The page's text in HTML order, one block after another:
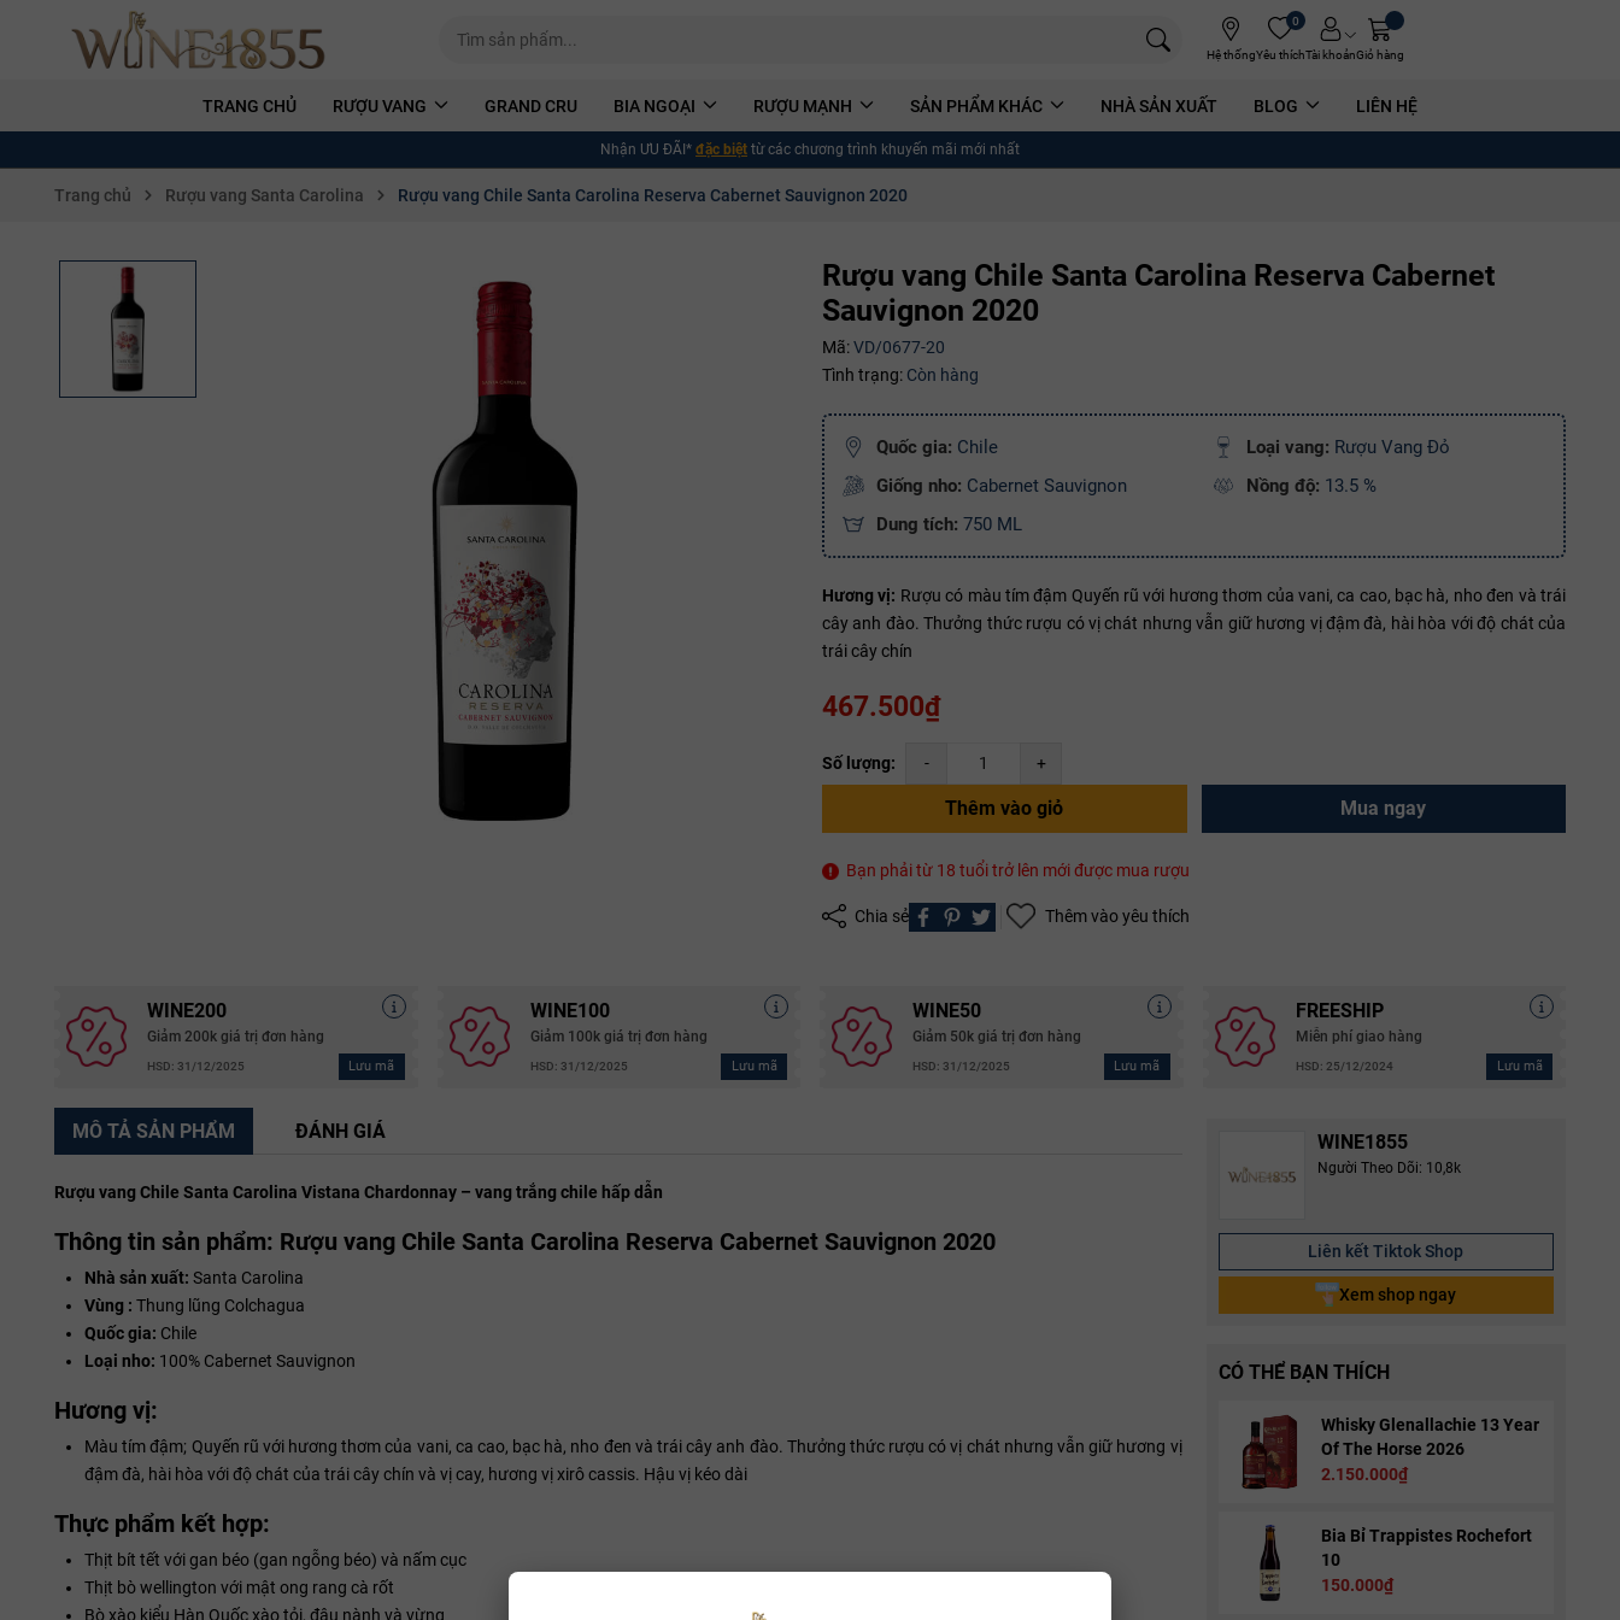
Hệ thống
0
Yêu thíchTài khoảnGiỏ hàng
TRANG CHỦ RƯỢU VANG GRAND CRU BIA NGOẠI RƯỢU MẠNH SẢN PHẨM KHÁC NHÀ SẢN XUẤT BLOG LIÊN HỆ
Nhận ƯU ĐÃI* đặc biệt từ các chương trình khuyến mãi mới nhất
Trang chủ Rượu vang Santa Carolina Rượu vang Chile Santa Carolina Reserva Cabernet Sauvignon 2020
Rượu vang Chile Santa Carolina Reserva Cabernet
Sauvignon 2020
Mã:VD/0677-20
Tình trạng: Còn hàng
Quốc gia: Chile Loại vang: Rượu Vang Đỏ
Giống nho: Cabernet Sauvignon Nồng độ: 13.5 %
Dung tích: 750 ML
Hương vị: Rượu có màu tím đậm Quyến rũ với hương thơm của vani, ca cao, bạc hà, nho đen và trái
cây anh đào. Thưởng thức rượu có vị chát nhưng vẫn giữ hương vị đậm đà, hài hòa với độ chát của
trái cây chín
467.500₫
Số lượng: - +
Thêm vào giỏ Mua ngay
Bạn phải từ 18 tuổi trở lên mới được mua rượu
Chia sẻ Thêm vào yêu thích
WINE200
Giảm 200k giá trị đơn hàng
HSD: 31/12/2025 Lưu mã
WINE100
Giảm 100k giá trị đơn hàng
HSD: 31/12/2025 Lưu mã
WINE50
Giảm 50k giá trị đơn hàng
HSD: 31/12/2025 Lưu mã
FREESHIP
Miễn phí giao hàng
HSD: 25/12/2024 Lưu mã
THANH TOÁN bạn nhé!
WINE1855
Người Theo Dõi: 10,8k
Liên kết Tiktok Shop
Xem shop ngay
CÓ THỂ BẠN THÍCH
Whisky Glenallachie 13 Year
Of The Horse 2026
2.150.000₫
Bia Bỉ Trappistes Rochefort
10
150.000₫
MÔ TẢ SẢN PHẨM ĐÁNH GIÁ
Rượu vang Chile Santa Carolina Vistana Chardonnay – vang trắng chile hấp dẫn
Thông tin sản phẩm: Rượu vang Chile Santa Carolina Reserva Cabernet Sauvignon 2020
Nhà sản xuất: Santa Carolina
Vùng : Thung lũng Colchagua
Quốc gia: Chile
Loại nho: 100% Cabernet Sauvignon
Hương vị:
Màu tím đậm; Quyến rũ với hương thơm của vani, ca cao, bạc hà, nho đen và trái cây anh đào. Thưởng thức rượu có vị chát nhưng vẫn giữ hương vị
đậm đà, hài hòa với độ chát của trái cây chín và vị cay, hương vị xirô cassis. Hậu vị kéo dài
Thực phẩm kết hợp:
Thịt bít tết với gan béo (gan ngỗng béo) và nấm cục
Thịt bò wellington với mật ong rang cà rốt
Bò xào kiểu Hàn Quốc xào tỏi, đậu nành và vừng